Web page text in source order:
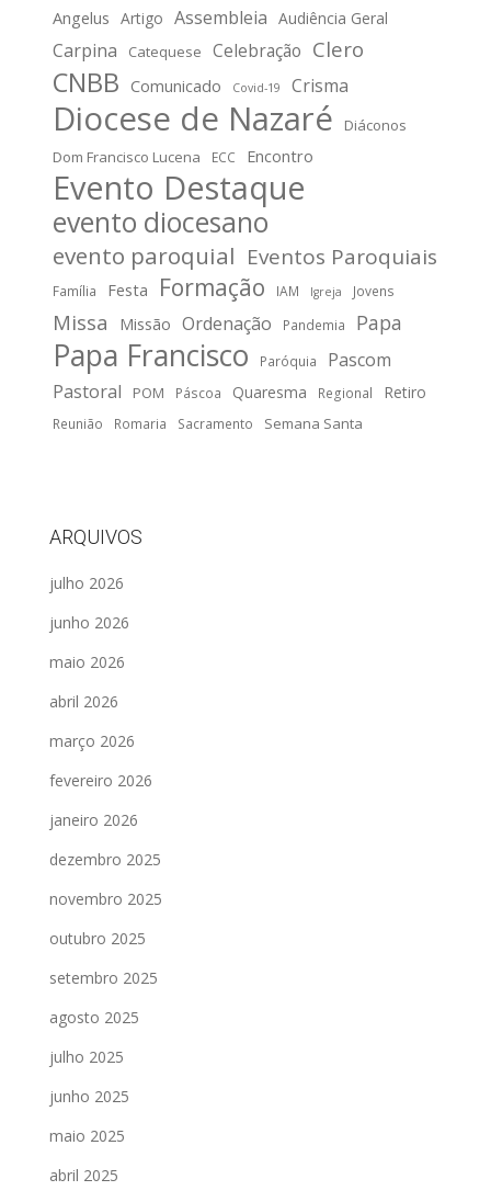
Angelus Artigo Assembleia Audiência Geral
Carpina Catequese Celebração Clero
CNBB Comunicado Covid-19 Crisma
Diocese de Nazaré
Diáconos
Dom Francisco Lucena
ECC Encontro
Evento Destaque
evento diocesano
evento paroquial Eventos Paroquiais
Família Festa Formação IAM Igreja Jovens
Missa Missão Ordenação Pandemia Papa
Papa Francisco Paróquia
Pascom
Pastoral
POM Páscoa Quaresma Regional Retiro
Reunião Romaria Sacramento Semana Santa
ARQUIVOS
julho 2026
junho 2026
maio 2026
abril 2026
março 2026
fevereiro 2026
janeiro 2026
dezembro 2025
novembro 2025
outubro 2025
setembro 2025
agosto 2025
julho 2025
junho 2025
maio 2025
abril 2025